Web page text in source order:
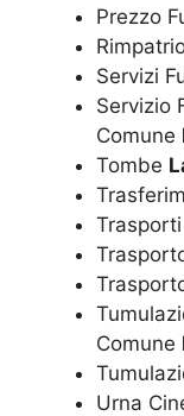
Prezzo
Servizi
Servizio
Comune
Tombe
Comune
Urna